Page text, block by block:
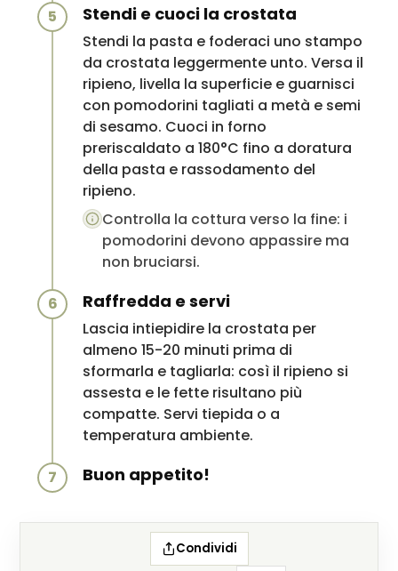
5 Stendi e cuoci la crostata
Stendi la pasta e foderaci uno stampo
da crostata leggermente unto. Versa il
ripieno, livella la superficie e guarnisci
con pomodorini tagliati a metà e semi
di sesamo. Cuoci in forno
preriscaldato a 180°C fino a doratura
della pasta e rassodamento del
ripieno.
Controlla la cottura verso la fine: i
pomodorini devono appassire ma
non bruciarsi.
6 Raffredda e servi
Lascia intiepidire la crostata per
almeno 15-20 minuti prima di
sformarla e tagliarla: così il ripieno si
assesta e le fette risultano più
compatte. Servi tiepida o a
temperatura ambiente.
7 Buon appetito!
Condividi